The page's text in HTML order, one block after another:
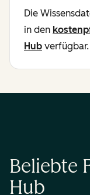
Die
in den
Hub verfügbar.
Beliebte
Hub